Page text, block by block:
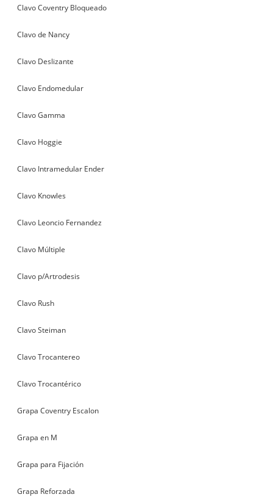
Clavo Coventry Bloqueado
Clavo de Nancy
Clavo Deslizante
Clavo Endomedular
Clavo Gamma
Clavo Hoggie
Clavo Intramedular Ender
Clavo Knowles
Clavo Leoncio Fernandez
Clavo Múltiple
Clavo p/Artrodesis
Clavo Rush
Clavo Steiman
Clavo Trocantereo
Clavo Trocantérico
Grapa Coventry Escalon
Grapa en M
Grapa para Fijación
Grapa Reforzada